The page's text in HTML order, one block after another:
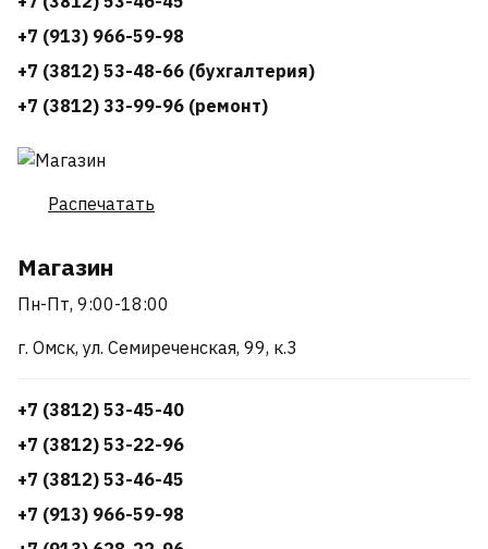
+7 (913) 966-59-98
+7 (3812) 53-48-66 (бухгалтерия)
+7 (3812) 33-99-96 (ремонт)
Распечатать
Магазин
Пн-Пт, 9:00-18:00
г. Омск, ул. Семиреченская, 99, к.3
+7 (3812) 53-45-40
+7 (3812) 53-22-96
+7 (3812) 53-46-45
+7 (913) 966-59-98